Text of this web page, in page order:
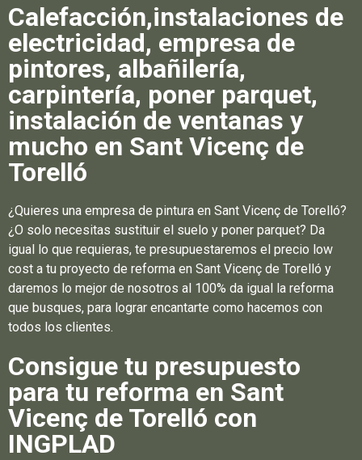
Calefacción,instalaciones de
electricidad, empresa de
pintores, albañilería,
carpintería, poner parquet,
instalación de ventanas y
mucho en Sant Vicenç de
Torelló
¿Quieres una empresa de pintura en Sant Vicenç de Torelló?
¿O solo necesitas sustituir el suelo y poner parquet? Da
igual lo que requieras, te presupuestaremos el precio low
cost a tu proyecto de reforma en Sant Vicenç de Torelló y
daremos lo mejor de nosotros al 100% da igual la reforma
que busques, para lograr encantarte como hacemos con
todos los clientes.
Consigue tu presupuesto
para tu reforma en Sant
Vicenç de Torelló con
INGPLAD